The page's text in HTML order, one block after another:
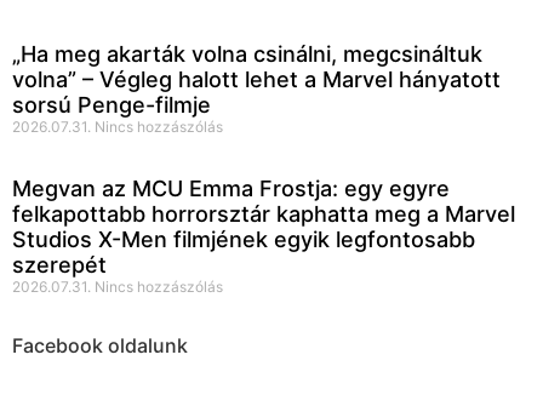
„Ha meg akarták volna csinálni, megcsináltuk
volna” – Végleg halott lehet a Marvel hányatott
sorsú Penge-filmje
2026.07.31. Nincs hozzászólás
Megvan az MCU Emma Frostja: egy egyre
felkapottabb horrorsztár kaphatta meg a Marvel
Studios X-Men filmjének egyik legfontosabb
szerepét
2026.07.31. Nincs hozzászólás
Facebook oldalunk